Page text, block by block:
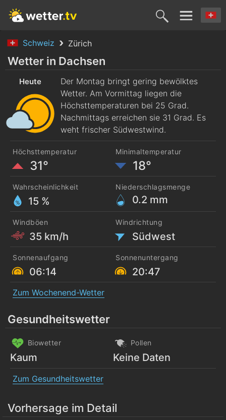
Schweiz Zürich
Heute
10. Aug.
Morgen
11. Aug. 12. Aug. 13. Aug.
Wetter in Dachsen
Heute
Der Montag bringt gering bewölktes
Wetter. Am Vormittag liegen die
Höchsttemperaturen bei 25 Grad.
Nachmittags erreichen sie 31 Grad. Es
weht frischer Südwestwind.
Höchsttemperatur
31°
Minimaltemperatur
18°
Wahrscheinlichkeit
15 %
Niederschlagsmenge
0.2 mm
Windböen
35 km/h
Windrichtung
Südwest
Sonnenaufgang
06:14
Sonnenuntergang
20:47
Zum Wochenend-Wetter
Gesundheitswetter
Biowetter
Kaum
Pollen
Keine Daten
Zum Gesundheitswetter
Vorhersage im Detail